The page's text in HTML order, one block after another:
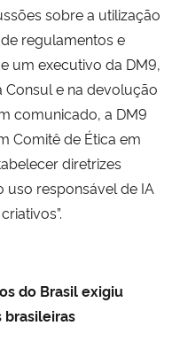
sobre a utilização
regulamentos e
um executivo da DM9,
e na devolução
comunicado, a DM9
Comitê de Ética em
diretrizes
uso responsável de IA
do Brasil exigiu
brasileiras